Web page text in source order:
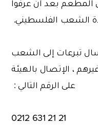
المطعم بعد أن عرفوا
الشعب الفلسطيني.
تبرعات إلى الشعب
، الإتصال بالهيئة
على الرقم التالي :
21 21 631 0212